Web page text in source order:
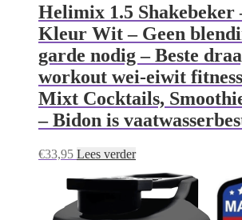
Helimix 1.5 Shakebeker
Kleur Wit – Geen
garde nodig – Beste
workout wei-eiwit
Mixt Cocktails,
– Bidon is
€33,95 Lees verder